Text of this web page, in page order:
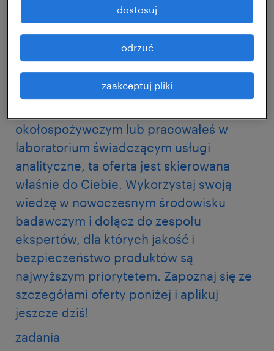
osób na stanowisko Specjalisty/tki
Kontroli Jakości. Jeśli posiadasz
doświadczenie zawodowe na podobnym
stanowisku w branży farmaceutycznej,
przy produkcji suplementów diety,
okołospożywczym lub pracowałeś w
laboratorium świadczącym usługi
analityczne, ta oferta jest skierowana
właśnie do Ciebie. Wykorzystaj swoją
wiedzę w nowoczesnym środowisku
badawczym i dołącz do zespołu
ekspertów, dla których jakość i
bezpieczeństwo produktów są
najwyższym priorytetem. Zapoznaj się ze
szczegółami oferty poniżej i aplikuj
jeszcze dziś!
zadania
zaakceptuj pliki
odrzuć
dostosuj